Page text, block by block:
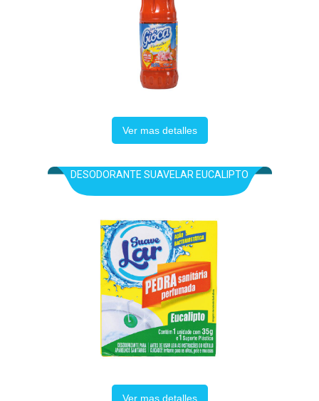
Ver mas detalles
DESODORANTE SUAVELAR EUCALIPTO
Ver mas detalles